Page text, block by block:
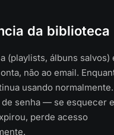
da biblioteca
(playlists, álbuns salvos)
não ao email.
usando
senha — se esquecer
perde acesso